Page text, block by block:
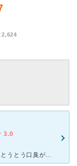
2,624
3.0
1年半前より発症。非常に悩みであった。 最近とうとう口臭がひどくする気がしており、27歳の女性には大問題、引越しをきっかけに通院をはじめた。検査の結果、副鼻腔炎による後鼻漏ということ。またアレルギー